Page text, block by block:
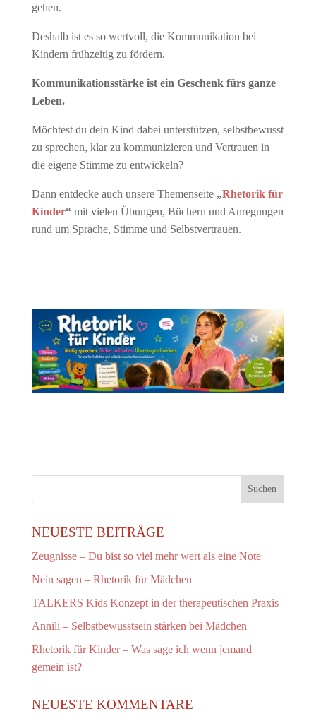
gehen.
Deshalb ist es so wertvoll, die Kommunikation bei
Kindern frühzeitig zu fördern.
Kommunikationsstärke ist ein Geschenk fürs ganze
Leben.
Möchtest du dein Kind dabei unterstützen, selbstbewusst
zu sprechen, klar zu kommunizieren und Vertrauen in
die eigene Stimme zu entwickeln?
Dann entdecke auch unsere Themenseite „Rhetorik für
Kinder“mit vielen Übungen, Büchern und Anregungen
rund um Sprache, Stimme und Selbstvertrauen.
NEUESTE BEITRÄGE
Zeugnisse – Du bist so viel mehr wert als eine Note
Nein sagen – Rhetorik für Mädchen
TALKERS Kids Konzept in der therapeutischen Praxis
Annili – Selbstbewusstsein stärken bei Mädchen
Rhetorik für Kinder – Was sage ich wenn jemand
gemein ist?
NEUESTE KOMMENTARE